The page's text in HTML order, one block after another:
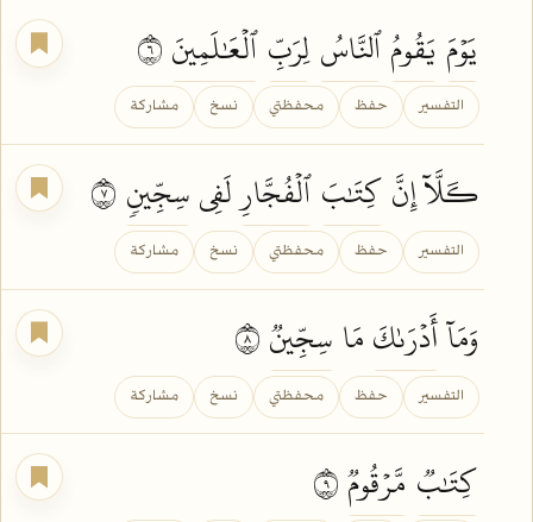
يَوۡمَ يَقُومُٱلنَّاسُ لِرَبِّٱلۡعَٰلَمِينَ
التفسير حفظ محفظتي نسخ مشاركة
كـَلَّآ إِنَّكِتَٰبَٱلۡفُجَّارِلَفِيسِجِّينٖ
التفسير حفظ محفظتي نسخ مشاركة
وَمَآأَدۡرَىٰكَمَا سِجِّينٞ
التفسير حفظ محفظتي نسخ مشاركة
كِتَٰبٞ مَّرۡقُومٞ